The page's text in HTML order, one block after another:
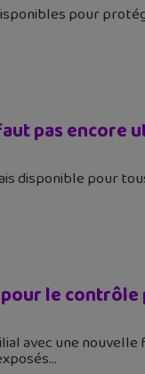
pour
pas encore
disponible pour
le
avec une